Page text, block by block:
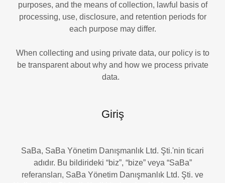
purposes, and the means of collection, lawful basis of
processing, use, disclosure, and retention periods for
each purpose may differ.
When collecting and using private data, our policy is to
be transparent about why and how we process private
data.
Giriş
SaBa, SaBa Yönetim Danışmanlık Ltd. Şti.'nin ticari
adıdır. Bu bildirideki “biz”, “bize” veya “SaBa”
referansları, SaBa Yönetim Danışmanlık Ltd. Şti. ve